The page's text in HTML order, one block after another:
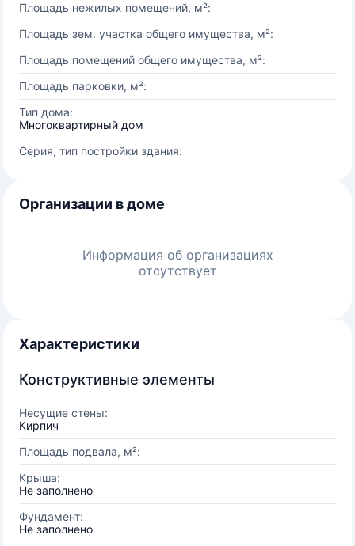
Площадь нежилых помещений, м²:
Площадь зем. участка общего имущества, м²:
Площадь помещений общего имущества, м²:
Площадь парковки, м²:
Тип дома:
Многоквартирный дом
Серия, тип постройки здания:
Организации в доме
Информация об организациях
отсутствует
Характеристики
Конструктивные элементы
Несущие стены:
Кирпич
Площадь подвала, м²:
Крыша:
Не заполнено
Фундамент:
Не заполнено